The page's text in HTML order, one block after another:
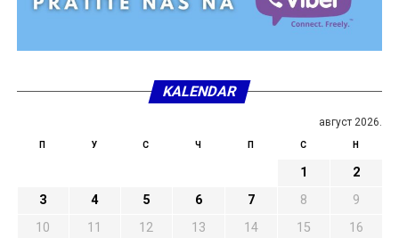
KALENDAR
август 2026.
П У С Ч П С Н
1
2
3
4 5 6 7 8
9
10
11 12 13 14 15
16